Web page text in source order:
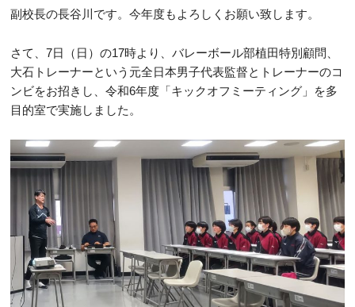
副校長の長谷川です。今年度もよろしくお願い致します。
さて、7日（日）の17時より、バレーボール部植田特別顧問、
大石トレーナーという元全日本男子代表監督とトレーナーのコ
ンビをお招きし、令和6年度「キックオフミーティング」を多
目的室で実施しました。